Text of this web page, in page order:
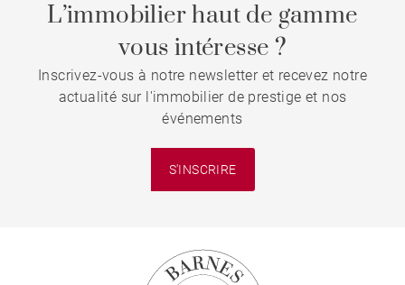
L’immobilier haut de gamme
vous intéresse ?
Inscrivez-vous à notre newsletter et recevez notre
actualité sur l'immobilier de prestige et nos
événements
S'INSCRIRE